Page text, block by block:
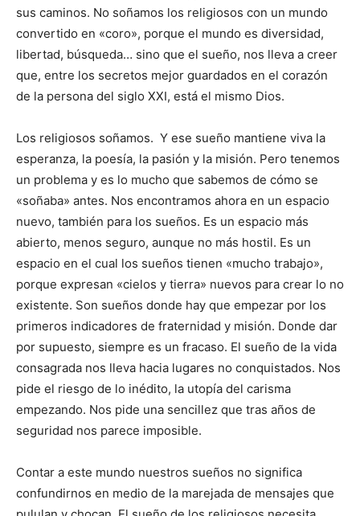
sus caminos. No soñamos los religiosos con un mundo
convertido en «coro», porque el mundo es diversidad,
libertad, búsqueda… sino que el sueño, nos lleva a creer
que, entre los secretos mejor guardados en el corazón
de la persona del siglo XXI, está el mismo Dios.
Los religiosos soñamos. Y ese sueño mantiene viva la
esperanza, la poesía, la pasión y la misión. Pero tenemos
un problema y es lo mucho que sabemos de cómo se
«soñaba» antes. Nos encontramos ahora en un espacio
nuevo, también para los sueños. Es un espacio más
abierto, menos seguro, aunque no más hostil. Es un
espacio en el cual los sueños tienen «mucho trabajo»,
porque expresan «cielos y tierra» nuevos para crear lo no
existente. Son sueños donde hay que empezar por los
primeros indicadores de fraternidad y misión. Donde dar
por supuesto, siempre es un fracaso. El sueño de la vida
consagrada nos lleva hacia lugares no conquistados. Nos
pide el riesgo de lo inédito, la utopía del carisma
empezando. Nos pide una sencillez que tras años de
seguridad nos parece imposible.
Contar a este mundo nuestros sueños no significa
confundirnos en medio de la marejada de mensajes que